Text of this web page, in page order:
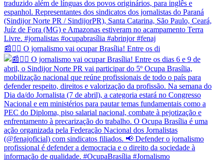
📰✊🏽 O jornalismo vai ocupar Brasília! Entre os di